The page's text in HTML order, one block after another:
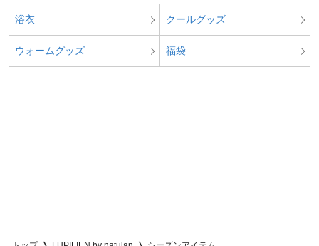
浴衣 クールグッズ
ウォームグッズ 福袋